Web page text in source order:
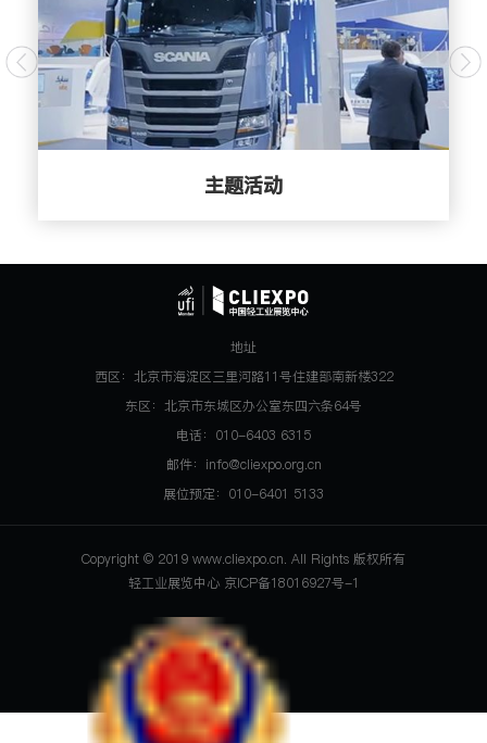
主题活动
地址
西区：北京市海淀区三里河路11号住建部南新楼322
东区：北京市东城区办公室东四六条64号
电话：010-6403 6315
邮件：info@cliexpo.org.cn
展位预定：010-6401 5133
Copyright © 2019 www.cliexpo.cn. All Rights 版权所有
轻工业展览中心 京ICP备18016927号-1